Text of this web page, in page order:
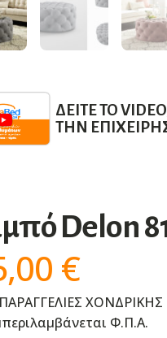
ΔΕΊΤΕ ΤΟ
ΤΗΝ
Delon
€
ΧΟΝΔΡΙΚΗΣ
Φ.Π.Α.